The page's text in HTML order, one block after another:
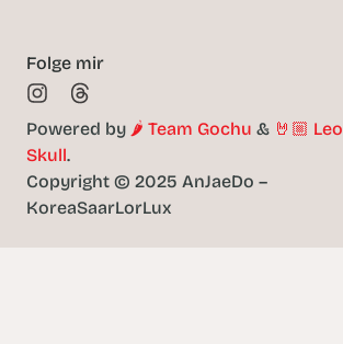
Copyright © 2025 AnJaeDo –
KoreaSaarLorLux
Powered by 🌶️ Team Gochu & 🤘🏼 Leo
Skull.
Folge mir